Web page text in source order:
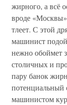
жирного, а всё
вроде
тлеет. С этой
машинист
нежно обоймет
столичных и
пару банок
потенциальный
машинистом